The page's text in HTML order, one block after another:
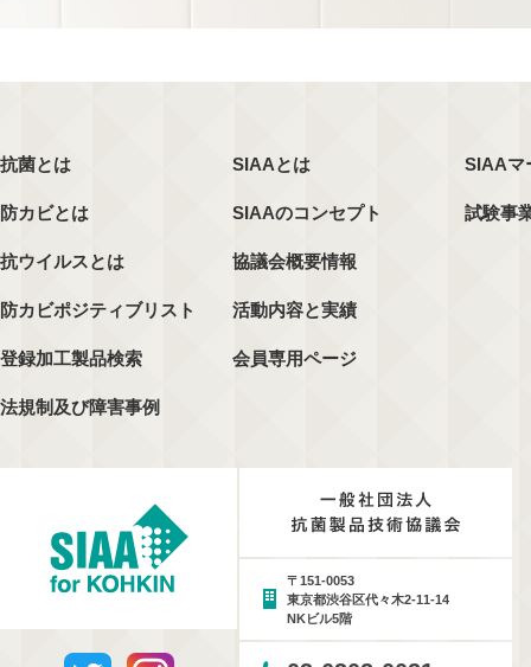
抗菌とは
防カビとは
抗ウイルスとは
防カビポジティブリスト
登録加工製品検索
法規制及び障害事例
SIAAとは
SIAAのコンセプト
協議会概要情報
活動内容と実績
会員専用ページ
SIAAマ
試験事
〒151-0053
東京都渋谷区代々木2-11-14
NKビル5階